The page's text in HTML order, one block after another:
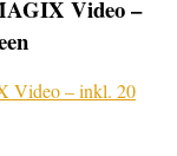
Video –